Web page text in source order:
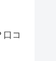
口コ